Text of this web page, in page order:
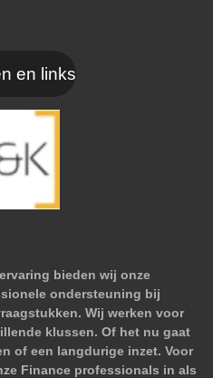
en links
bieden wij onze
ondersteuning bij
Wij werken voor
klussen. Of het nu gaat
of een langdurige inzet. Voor
Finance professionals in als